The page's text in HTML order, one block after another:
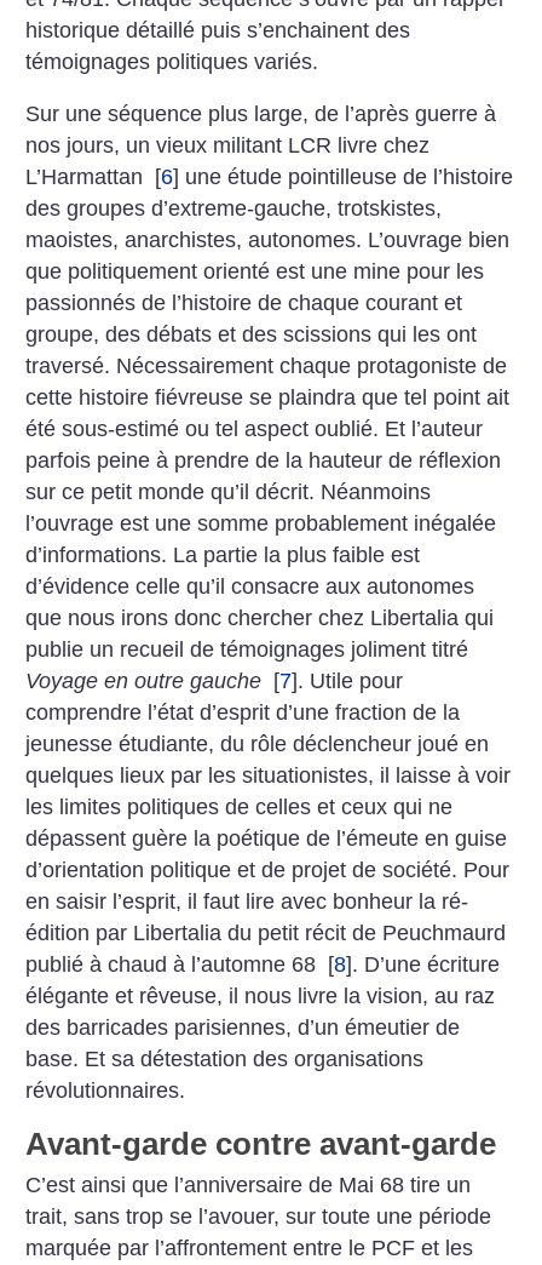
historique détaillé puis s’enchainent des
témoignages politiques variés.
Sur une séquence plus large, de l’après guerre à
nos jours, un vieux militant LCR livre chez
L’Harmattan
[6] une étude pointilleuse de l’histoire
des groupes d’extreme-gauche, trotskistes,
maoistes, anarchistes, autonomes. L’ouvrage bien
que politiquement orienté est une mine pour les
passionnés de l’histoire de chaque courant et
groupe, des débats et des scissions qui les ont
traversé. Nécessairement chaque protagoniste de
cette histoire fiévreuse se plaindra que tel point ait
été sous-estimé ou tel aspect oublié. Et l’auteur
parfois peine à prendre de la hauteur de réflexion
sur ce petit monde qu’il décrit. Néanmoins
l’ouvrage est une somme probablement inégalée
d’informations. La partie la plus faible est
d’évidence celle qu’il consacre aux autonomes
que nous irons donc chercher chez Libertalia qui
publie un recueil de témoignages joliment titré
Voyage en outre gauche [7]. Utile pour
comprendre l’état d’esprit d’une fraction de la
jeunesse étudiante, du rôle déclencheur joué en
quelques lieux par les situationistes, il laisse à voir
les limites politiques de celles et ceux qui ne
dépassent guère la poétique de l’émeute en guise
d’orientation politique et de projet de société. Pour
en saisir l’esprit, il faut lire avec bonheur la ré-
édition par Libertalia du petit récit de Peuchmaurd
publié à chaud à l’automne 68 [8]. D’une écriture
élégante et rêveuse, il nous livre la vision, au raz
des barricades parisiennes, d’un émeutier de
base. Et sa détestation des organisations
révolutionnaires.
Avant-garde contre avant-garde
C’est ainsi que l’anniversaire de Mai 68 tire un
trait, sans trop se l’avouer, sur toute une période
marquée par l’affrontement entre le PCF et les